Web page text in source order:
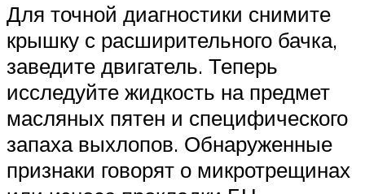
Для точной диагностики снимите
крышку с расширительного бачка,
заведите двигатель. Теперь
исследуйте жидкость на предмет
масляных пятен и специфического
запаха выхлопов. Обнаруженные
признаки говорят о микротрещинах